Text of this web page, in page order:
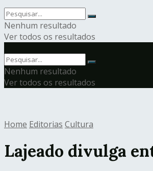
Nenhum resultado
Ver todos os resultados
Nenhum resultado
Ver todos os resultados
Home Editorias Cultura
Lajeado divulga